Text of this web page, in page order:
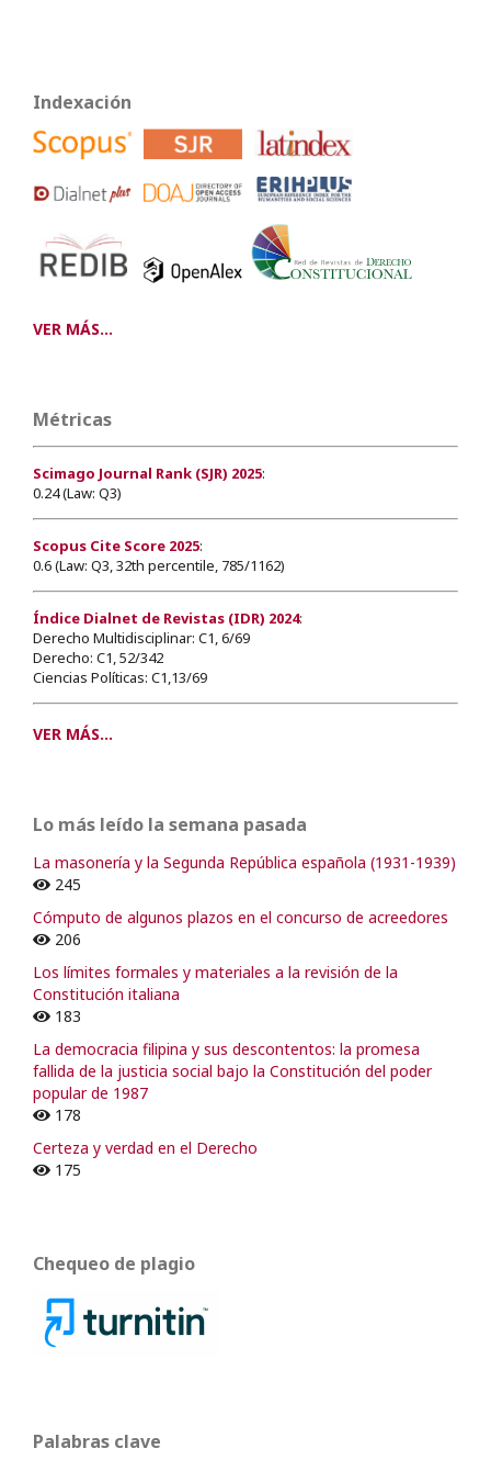
Indexación
VER MÁS...
Métricas
Scimago Journal Rank (SJR) 2025:
0.24 (Law: Q3)
Scopus Cite Score 2025:
0.6 (Law: Q3, 32th percentile, 785/1162)
Índice Dialnet de Revistas (IDR) 2024:
Derecho Multidisciplinar: C1, 6/69
Derecho: C1, 52/342
Ciencias Políticas: C1,13/69
VER MÁS...
Lo más leído la semana pasada
La masonería y la Segunda República española (1931-1939)
245
Cómputo de algunos plazos en el concurso de acreedores
206
Los límites formales y materiales a la revisión de la
Constitución italiana
183
La democracia filipina y sus descontentos: la promesa
fallida de la justicia social bajo la Constitución del poder
popular de 1987
178
Certeza y verdad en el Derecho
175
Chequeo de plagio
Palabras clave